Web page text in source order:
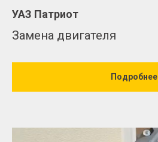
УАЗ Патриот
Замена двигателя
Подробнее